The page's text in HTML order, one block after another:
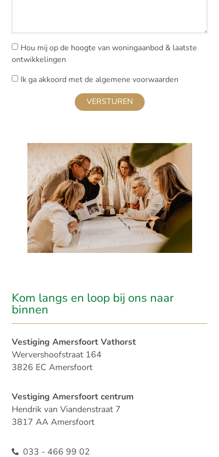
Hou mij op de hoogte van woningaanbod & laatste
ontwikkelingen
Ik ga akkoord met de algemene voorwaarden
VERSTUREN
Kom langs en loop bij ons naar
binnen​
Vestiging Amersfoort Vathorst
Wervershoofstraat 164
3826 EC Amersfoort
Vestiging Amersfoort centrum
Hendrik van Viandenstraat 7
3817 AA Amersfoort
033 - 466 99 02